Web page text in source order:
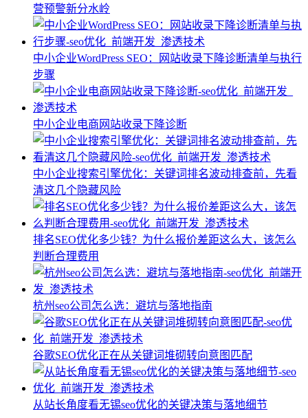
营预警新分水岭
中小企业WordPress SEO：网站收录下降诊断清单与执行
步骤
中小企业电商网站收录下降诊断
中小企业搜索引擎优化：关键词排名波动排查前，先看
清这几个隐藏风险
排名SEO优化多少钱？为什么报价差距这么大，该怎么
判断合理费用
杭州seo公司怎么选：避坑与落地指南
谷歌SEO优化正在从关键词堆砌转向意图匹配
从站长角度看无锡seo优化的关键决策与落地细节